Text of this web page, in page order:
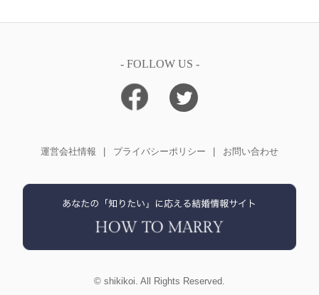
- FOLLOW US -
運営会社情報 プライバシーポリシー お問い合わせ
© shikikoi. All Rights Reserved.